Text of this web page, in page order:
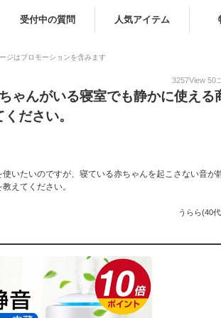
受付中の質問 人気アイテム
ジはプロモーションを含みます
3257View 50
ゃんがいる寝室でも静かに使える
ださい。
いたいのですが、寝ている赤ちゃんを起こさない音が
えてください。
うらら(40